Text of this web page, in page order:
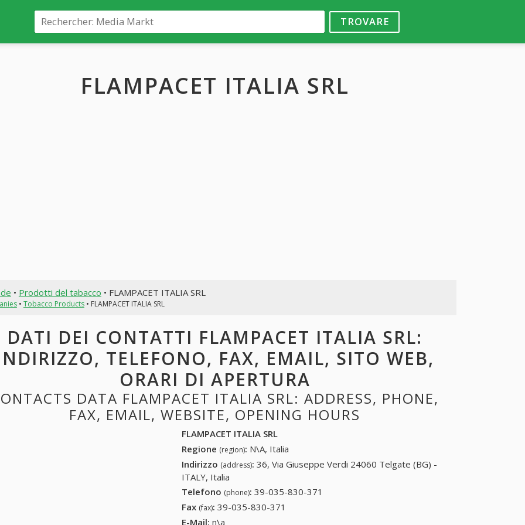
TROVARE
FLAMPACET ITALIA SRL
• Prodotti del tabacco • FLAMPACET ITALIA SRL
• Tobacco Products• FLAMPACET ITALIA SRL
DATI DEI CONTATTI FLAMPACET ITALIA SRL:
TELEFONO, FAX, EMAIL, SITO WEB,
ORARI DI APERTURA
DATA FLAMPACET ITALIA SRL: ADDRESS, PHONE,
FAX, EMAIL, WEBSITE, OPENING HOURS
FLAMPACET ITALIA SRL
Regione (region): N\A, Italia
Indirizzo (address): 36, Via Giuseppe Verdi 24060 Telgate (BG) -
ITALY, Italia
Telefono (phone): 39-035-830-371
Fax (fax): 39-035-830-371
E-Mail: n\a